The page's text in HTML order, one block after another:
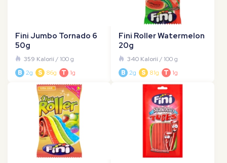
Fini Jumbo Tornado 6
50g
359 Kalorií/ 100 g
B 2g S 86g T 1g
Fini Roller Watermelon
20g
340 Kalorií/ 100 g
B 2g S 81g T 1g